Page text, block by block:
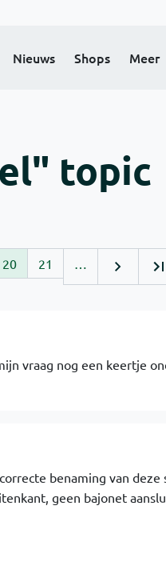
Nieuws Shops Meer
topic
20 21 …
vraag nog een keertje
benaming van deze
geen bajonet